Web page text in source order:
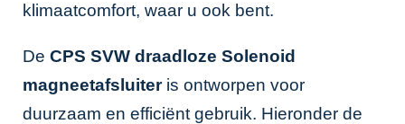
klimaatcomfort, waar u ook bent.
De CPS SVW draadloze Solenoid
magneetafsluiteris ontworpen voor
duurzaam en efficiënt gebruik. Hieronder de